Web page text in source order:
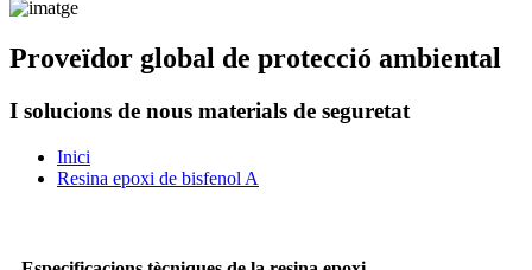
Proveïdor global de protecció ambiental
I solucions de nous materials de seguretat
Inici
Resina epoxi de bisfenol A